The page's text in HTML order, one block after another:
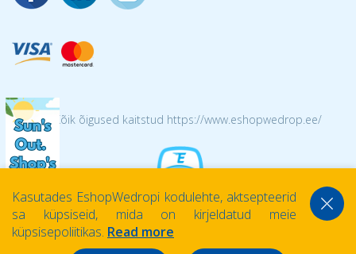
© 2026 Kõik õigused kaitstud https://www.eshopwedrop.ee/
Kasutades EshopWedropi kodulehte, aktsepteerid
sa küpsiseid, mida on kirjeldatud meie
küpsisepoliitikas. Read more